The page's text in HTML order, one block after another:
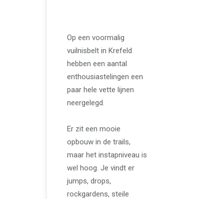
Op een voormalig
vuilnisbelt in Krefeld
hebben een aantal
enthousiastelingen een
paar hele vette lijnen
neergelegd.
Er zit een mooie
opbouw in de trails,
maar het instapniveau is
wel hoog. Je vindt er
jumps, drops,
rockgardens, steile